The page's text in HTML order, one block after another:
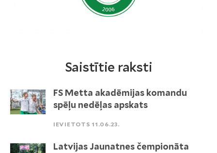
Saistītie raksti
FS Metta akadēmijas komandu
spēļu nedēļas apskats
IEVIETOTS 11.06.23.
Latvijas Jaunatnes čempionāta